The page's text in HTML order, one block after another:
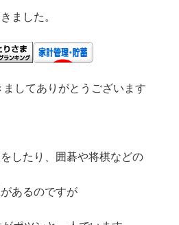
ました。
してありがとうございます
したり、囲碁や将棋などの
あるのですが